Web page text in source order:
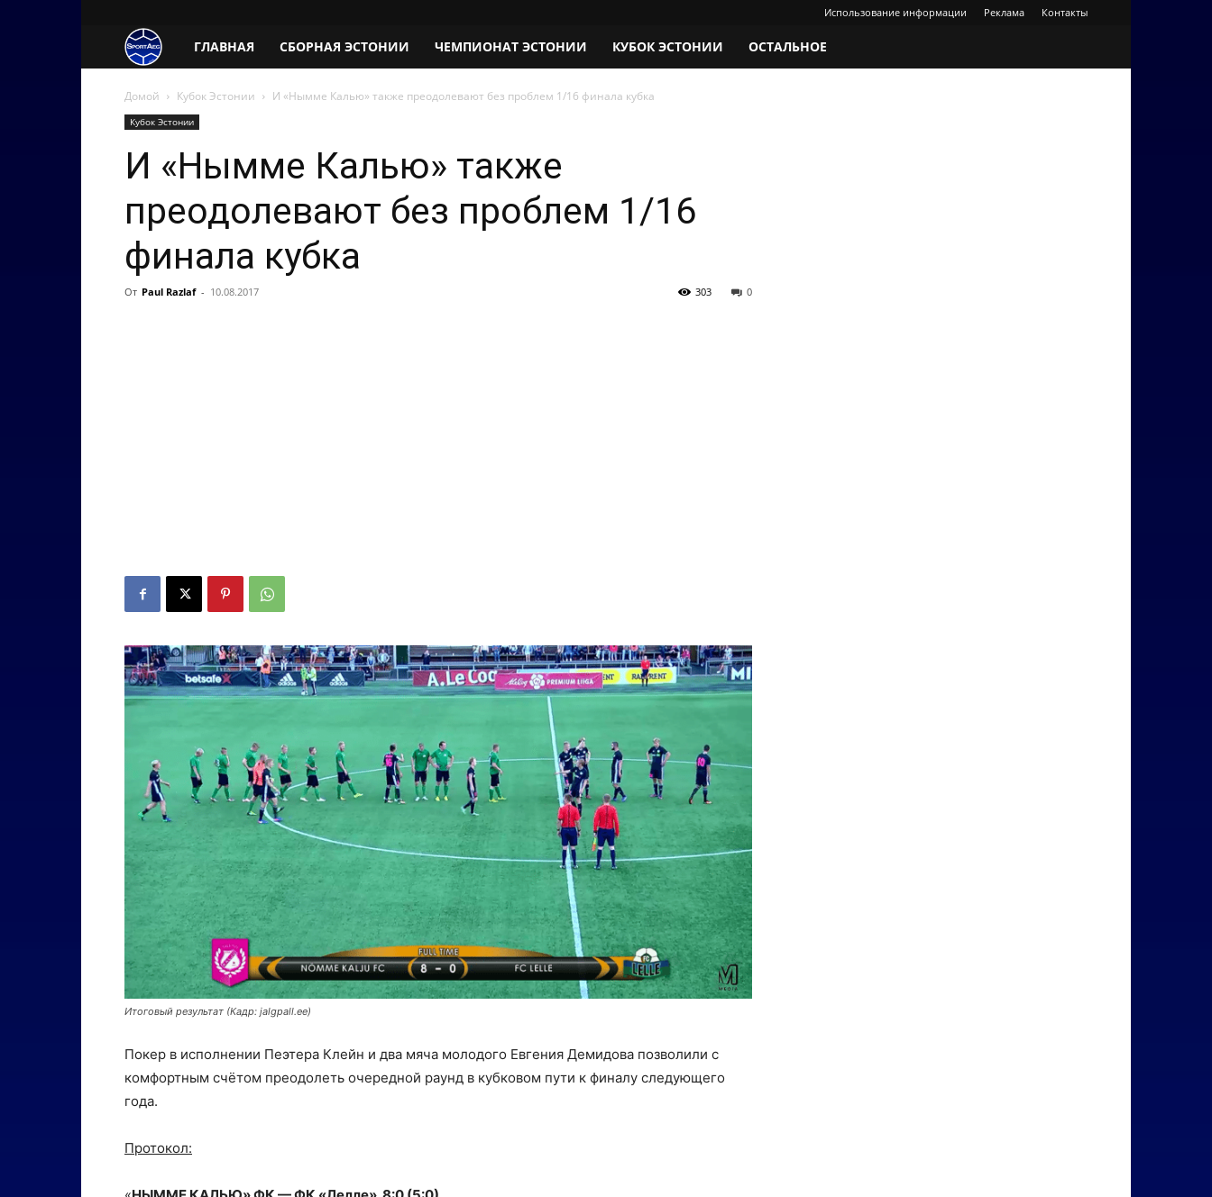
Использование информации Реклама Контакты
SportAeg.EE
ГЛАВНАЯ СБОРНАЯ ЭСТОНИИ ЧЕМПИОНАТ ЭСТОНИИ КУБОК ЭСТОНИИ ОСТАЛЬНОЕ
Домой Кубок Эстонии И «Нымме Калью» также преодолевают без проблем 1/16 финала кубка
Кубок Эстонии
И «Нымме Калью» также
преодолевают без проблем 1/16
финала кубка
От Paul Razlaf - 10.08.2017 0
303
Итоговый результат (Кадр: jalgpall.ee)
Покер в исполнении Пеэтера Клейн и два мяча молодого Евгения Демидова позволили с
комфортным счётом преодолеть очередной раунд в кубковом пути к финалу следующего
года.
Протокол: